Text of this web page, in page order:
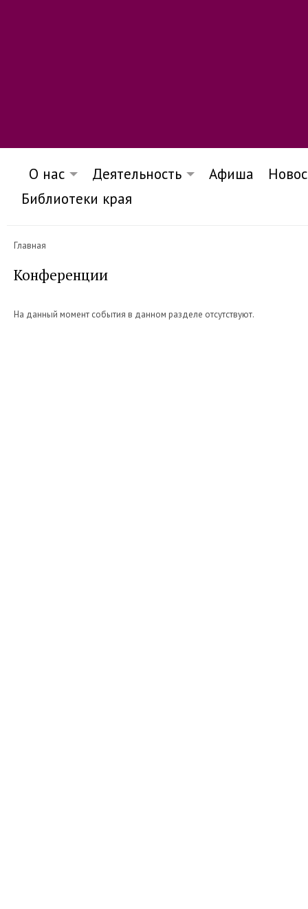
О нас Деятельность Афиша
Библиотеки края
Главная
Конференции
На данный момент события в данном разделе отсутствуют.